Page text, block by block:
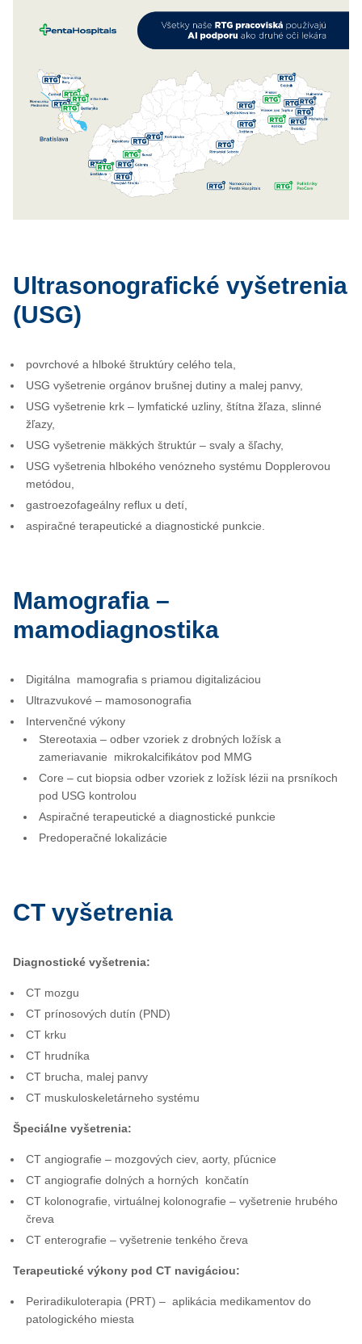
Ultrasonografické vyšetrenia
(USG)
povrchové a hlboké štruktúry celého tela,
USG vyšetrenie orgánov brušnej dutiny a malej panvy,
USG vyšetrenie krk – lymfatické uzliny, štítna žľaza, slinné
žľazy,
USG vyšetrenie mäkkých štruktúr – svaly a šľachy,
USG vyšetrenia hlbokého venózneho systému Dopplerovou
metódou,
gastroezofageálny reflux u detí,
aspiračné terapeutické a diagnostické punkcie.
Mamografia –
mamodiagnostika
Digitálna mamografia s priamou digitalizáciou
Ultrazvukové – mamosonografia
Intervenčné výkony
Stereotaxia – odber vzoriek z drobných ložísk a
zameriavanie mikrokalcifikátov pod MMG
Core – cut biopsia odber vzoriek z ložísk lézii na prsníkoch
pod USG kontrolou
Aspiračné terapeutické a diagnostické punkcie
Predoperačné lokalizácie
CT vyšetrenia
Diagnostické vyšetrenia:
CT mozgu
CT prínosových dutín (PND)
CT krku
CT hrudníka
CT brucha, malej panvy
CT muskuloskeletárneho systému
Špeciálne vyšetrenia:
CT angiografie – mozgových ciev, aorty, pľúcnice
CT angiografie dolných a horných končatín
CT kolonografie, virtuálnej kolonografie – vyšetrenie hrubého
čreva
CT enterografie – vyšetrenie tenkého čreva
Terapeutické výkony pod CT navigáciou:
Periradikuloterapia (PRT) – aplikácia medikamentov do
patologického miesta